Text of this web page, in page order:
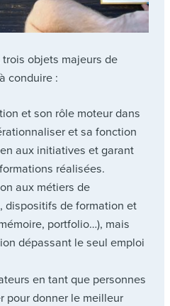
objets majeurs de
conduire :
et son rôle moteur dans
et sa fonction
aux initiatives et garant
réalisées.
aux métiers de
dispositifs de formation et
portfolio…), mais
dépassant le seul emploi
en tant que personnes
pour donner le meilleur